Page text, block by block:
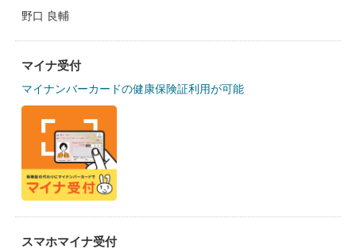
野口 良輔
マイナ受付
マイナンバーカードの健康保険証利用が可能
スマホマイナ受付